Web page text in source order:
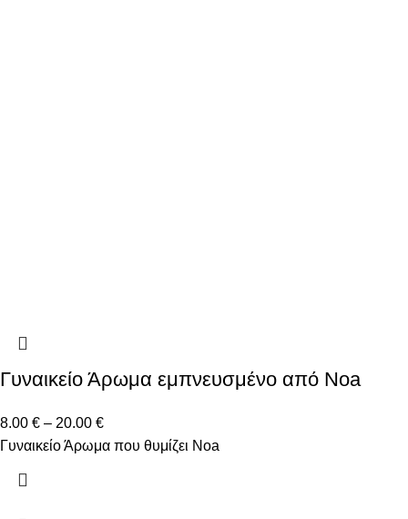
Γυναικείο Άρωμα εμπνευσμένο από Noa
8.00 € – 20.00 €
Γυναικείο Άρωμα που θυμίζει Noa